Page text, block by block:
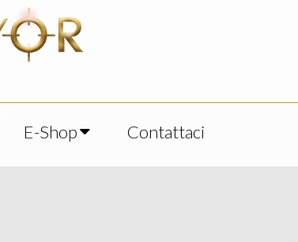
E-Shop Contattaci